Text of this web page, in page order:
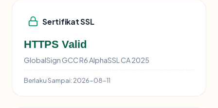
Sertifikat SSL
HTTPS Valid
GlobalSign GCC R6 AlphaSSL CA 2025
Berlaku Sampai: 2026-08-11